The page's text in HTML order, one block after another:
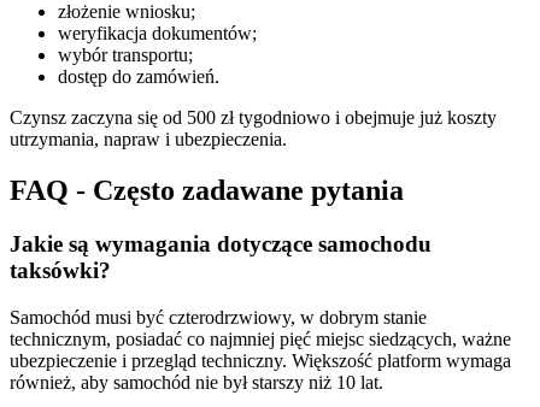
złożenie wniosku;
weryfikacja dokumentów;
wybór transportu;
dostęp do zamówień.
Czynsz zaczyna się od 500 zł tygodniowo i obejmuje już koszty
utrzymania, napraw i ubezpieczenia.
FAQ - Często zadawane pytania
Jakie są wymagania dotyczące samochodu
taksówki?
Samochód musi być czterodrzwiowy, w dobrym stanie
technicznym, posiadać co najmniej pięć miejsc siedzących, ważne
ubezpieczenie i przegląd techniczny. Większość platform wymaga
również, aby samochód nie był starszy niż 10 lat.